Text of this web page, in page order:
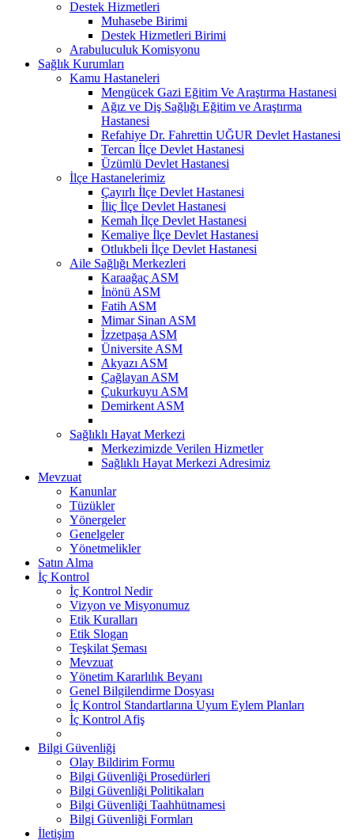
Destek Hizmetleri
Muhasebe Birimi
Destek Hizmetleri Birimi
Arabuluculuk Komisyonu
Sağlık Kurumları
Kamu Hastaneleri
Mengücek Gazi Eğitim Ve Araştırma Hastanesi
Ağız ve Diş Sağlığı Eğitim ve Araştırma
Hastanesi
Refahiye Dr. Fahrettin UĞUR Devlet Hastanesi
Tercan İlçe Devlet Hastanesi
Üzümlü Devlet Hastanesi
İlçe Hastanelerimiz
Çayırlı İlçe Devlet Hastanesi
İliç İlçe Devlet Hastanesi
Kemah İlçe Devlet Hastanesi
Kemaliye İlçe Devlet Hastanesi
Otlukbeli İlçe Devlet Hastanesi
Aile Sağlığı Merkezleri
Karaağaç ASM
İnönü ASM
Fatih ASM
Mimar Sinan ASM
İzzetpaşa ASM
Üniversite ASM
Akyazı ASM
Çağlayan ASM
Çukurkuyu ASM
Demirkent ASM
Sağlıklı Hayat Merkezi
Merkezimizde Verilen Hizmetler
Sağlıklı Hayat Merkezi Adresimiz
Mevzuat
Kanunlar
Tüzükler
Yönergeler
Genelgeler
Yönetmelikler
Satın Alma
İç Kontrol
İç Kontrol Nedir
Vizyon ve Misyonumuz
Etik Kuralları
Etik Slogan
Teşkilat Şeması
Mevzuat
Yönetim Kararlılık Beyanı
Genel Bilgilendirme Dosyası
İç Kontrol Standartlarına Uyum Eylem Planları
İç Kontrol Afiş
Bilgi Güvenliği
Olay Bildirim Formu
Bilgi Güvenliği Prosedürleri
Bilgi Güvenliği Politikaları
Bilgi Güvenliği Taahhütnamesi
Bilgi Güvenliği Formları
İletişim